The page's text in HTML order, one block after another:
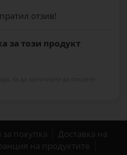
отзив!
за този продукт
покупка
Доставка на
на продуктите